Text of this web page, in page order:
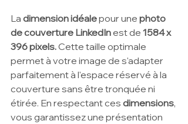
La dimension idéale pour une photo
de couverture LinkedIn est de 1584 x
396 pixels. Cette taille optimale
permet à votre image de s'adapter
parfaitement à l'espace réservé à la
couverture sans être tronquée ni
étirée. En respectant ces dimensions,
vous garantissez une présentation